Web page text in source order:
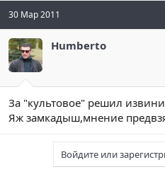
30 Мар 2011
Humberto
За "культовое" решил
Яж замкадыш,мнение
Войдите или